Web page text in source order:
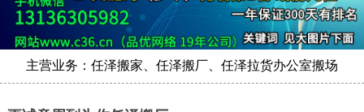
主营业务：任泽搬家、任泽搬厂、任泽拉货办公室搬场